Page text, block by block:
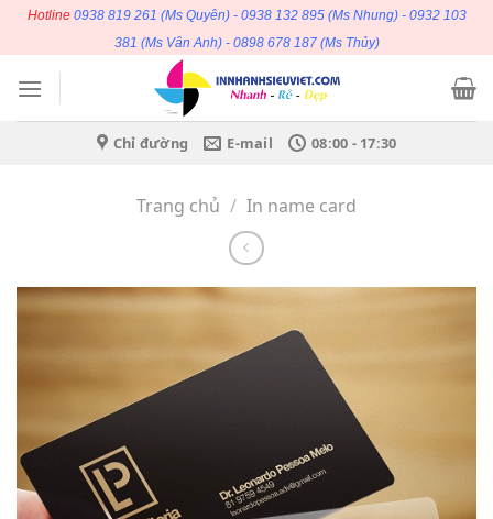
dung
Hotline 0938 819 261 (Ms Quyên) - 0938 132 895(Ms Nhung) - 0932 103
381 (Ms Vân Anh) - 0898 678 187(Ms Thủy)
Chỉ đường E-mail 08:00 - 17:30
Trang chủ / In name card